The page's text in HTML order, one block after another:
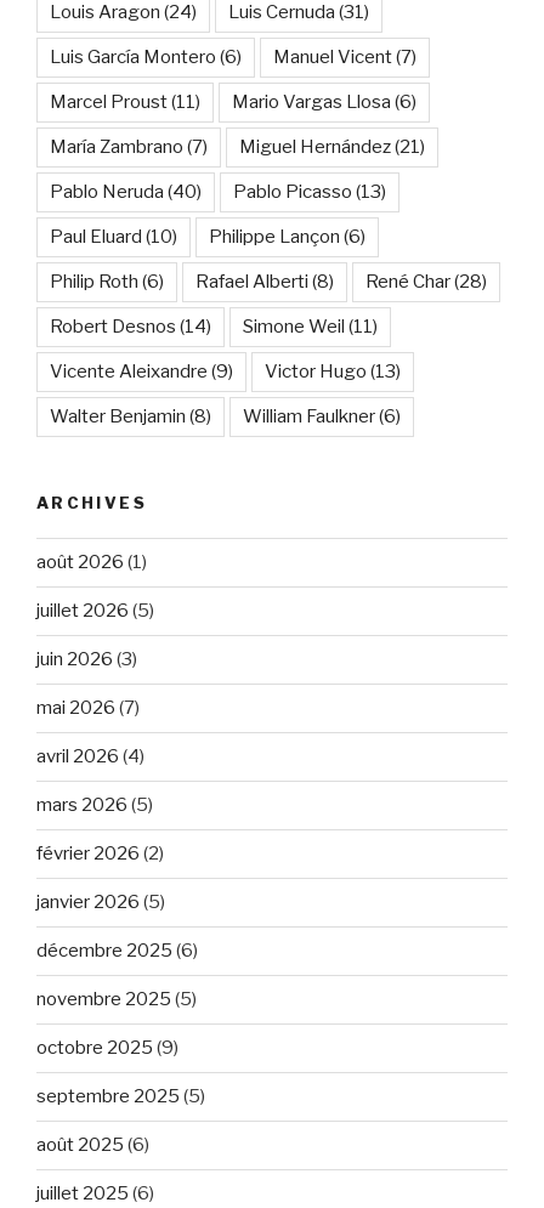
Louis Aragon (24) Luis Cernuda (31)
Luis García Montero (6) Manuel Vicent(7)
Marcel Proust(11) Mario Vargas Llosa (6)
María Zambrano (7) Miguel Hernández(21)
Pablo Neruda (40) Pablo Picasso (13)
Paul Eluard (10) Philippe Lançon (6)
Philip Roth (6) Rafael Alberti (8) René Char(28)
Robert Desnos (14) Simone Weil (11)
Vicente Aleixandre (9) Victor Hugo (13)
Walter Benjamin (8) William Faulkner(6)
ARCHIVES
août 2026 (1)
juillet 2026 (5)
juin 2026 (3)
mai 2026 (7)
avril 2026 (4)
mars 2026 (5)
février 2026 (2)
janvier 2026 (5)
décembre 2025 (6)
novembre 2025 (5)
octobre 2025 (9)
septembre 2025 (5)
août 2025 (6)
juillet 2025 (6)